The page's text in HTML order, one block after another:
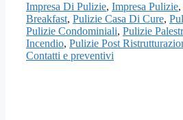
Impresa Di Pulizie, Impresa Pulizie,
Breakfast, Pulizie Casa Di Cure,
Pulizie Condominiali, Pulizie
Incendio, Pulizie Post
Contatti e preventivi